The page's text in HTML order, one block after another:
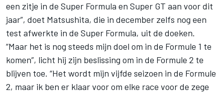
een zitje in de Super Formula en Super GT aan voor dit
jaar”, doet Matsushita, die in december zelfs nog een
test afwerkte in de Super Formula, uit de doeken.
“Maar het is nog steeds mijn doel om in de Formule 1 te
komen”, licht hij zijn beslissing om in de Formule 2 te
blijven toe. “Het wordt mijn vijfde seizoen in de Formule
2, maar ik ben er klaar voor om elke race voor de zege